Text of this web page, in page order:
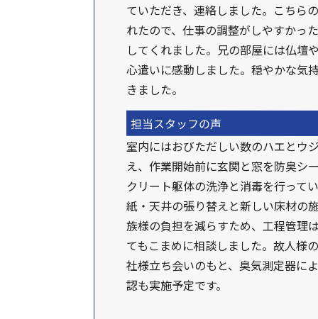
ていただき、連絡しました。こちら
れたので、仕事の調整がしやすかっ
してくれました。兄の部屋には仏壇
心遣いに感動しました。穏やかな気
きました。
担当スタッフの声
室内にはおびただしい数のハエとウ
え、作業開始前に玄関と窓を防臭シ
クリート躯体の洗浄と消毒を行って
紙・天井の張り替えと新しい床材の
族様の負担を減らすため、工程管理
てもこまめに相談しました。故人様
社様立ち会いのもと、臭気測定器に
認も実施予定です。